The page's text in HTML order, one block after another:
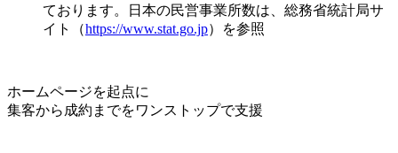
ております。日本の民営事業所数は、総務省統計局サ
イト（https://www.stat.go.jp）を参照
ホームページを起点に
集客から成約までをワンストップで支援